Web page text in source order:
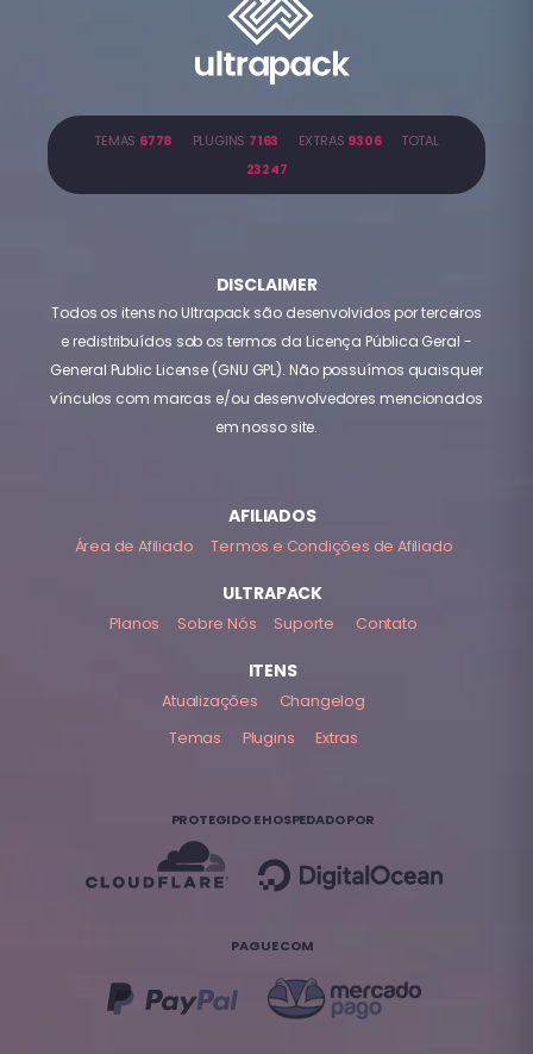
TEMAS 6778 PLUGINS 7163 EXTRAS 9306TOTAL
23247
DISCLAIMER
Todos os itens no Ultrapack são desenvolvidos por terceiros
e redistribuídos sob os termos da Licença Pública Geral -
General Public License (GNU GPL). Não possuímos quaisquer
vínculos com marcas e/ou desenvolvedores mencionados
em nosso site.
AFILIADOS
Área de Afiliado Termos e Condições de Afiliado
ULTRAPACK
Planos Sobre Nós Suporte Contato
ITENS
Atualizações
Changelog
Temas
Plugins Extras
PROTEGIDO E HOSPEDADO POR
PAGUE COM